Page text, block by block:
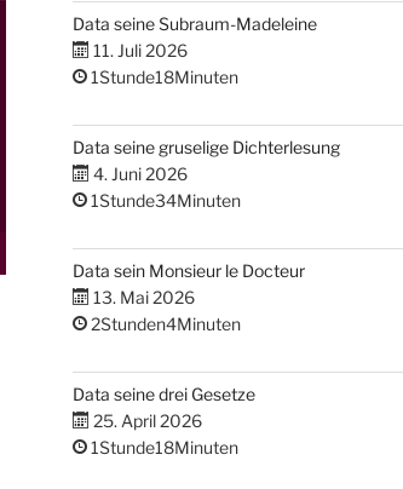
Data seine Subraum-Madeleine
11. Juli 2026
1Stunde18Minuten
Data seine gruselige Dichterlesung
4. Juni 2026
1Stunde34Minuten
Data sein Monsieur le Docteur
13. Mai 2026
2Stunden4Minuten
Data seine drei Gesetze
25. April 2026
1Stunde18Minuten